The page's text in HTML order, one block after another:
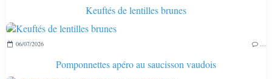
Keuftés de lentilles brunes
06/07/2026
Pomponnettes apéro au saucisson vaudois